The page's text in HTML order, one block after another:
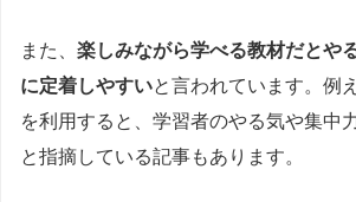
また、 楽しみながら学べる教材だとや
に定着しやすいと言われています。例
を利用すると、学習者のやる気や集中
と指摘している記事もあります。